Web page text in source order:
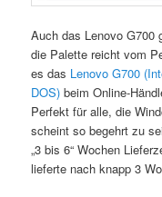
Auch das Lenovo G700
die Palette reicht vom
es das Lenovo G700
DOS) beim Online-
Perfekt für alle, die
scheint so begehrt zu
„3 bis 6“ Wochen
lieferte nach knapp 3